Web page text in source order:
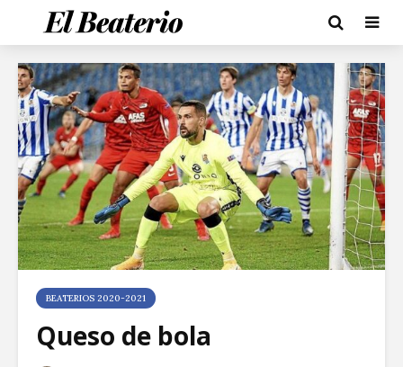
BEATERIOS 2020-2021
Queso de bola